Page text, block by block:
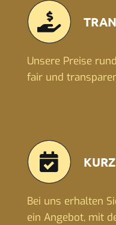
Unsere Preise
fair und
Bei uns erhalten
ein Angebot, mit